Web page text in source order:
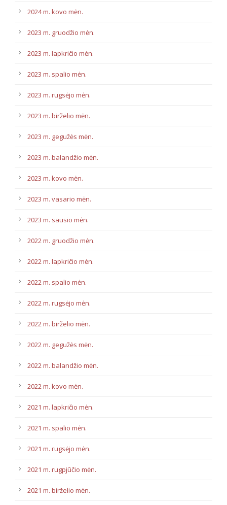
2024 m. kovo mėn.
2023 m. gruodžio mėn.
2023 m. lapkričio mėn.
2023 m. spalio mėn.
2023 m. rugsėjo mėn.
2023 m. birželio mėn.
2023 m. gegužės mėn.
2023 m. balandžio mėn.
2023 m. kovo mėn.
2023 m. vasario mėn.
2023 m. sausio mėn.
2022 m. gruodžio mėn.
2022 m. lapkričio mėn.
2022 m. spalio mėn.
2022 m. rugsėjo mėn.
2022 m. birželio mėn.
2022 m. gegužės mėn.
2022 m. balandžio mėn.
2022 m. kovo mėn.
2021 m. lapkričio mėn.
2021 m. spalio mėn.
2021 m. rugsėjo mėn.
2021 m. rugpjūčio mėn.
2021 m. birželio mėn.